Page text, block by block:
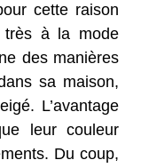
cette raison
très à la mode
des manières
sa maison,
L’avantage
leur couleur
Du coup,